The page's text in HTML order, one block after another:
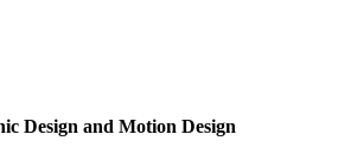
Design and Motion Design